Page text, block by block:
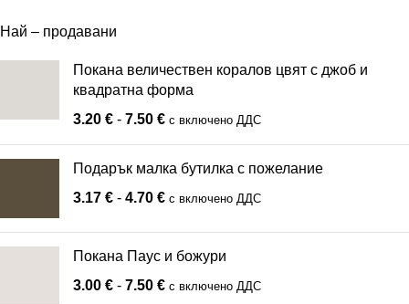
Най – продавани
Покана величествен коралов цвят с джоб и
квадратна форма
3.20 € - 7.50 € с включено ДДС
Подарък малка бутилка с пожелание
3.17 € - 4.70 € с включено ДДС
Покана Паус и божури
3.00 € - 7.50 € с включено ДДС